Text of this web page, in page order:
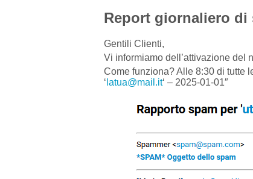
Report giornaliero di
Gentili Clienti,
Vi informiamo dell’attivazione del
Come funziona? Alle 8:30 di tutte
‘ latua@mail.it‘ – 2025-01-01″